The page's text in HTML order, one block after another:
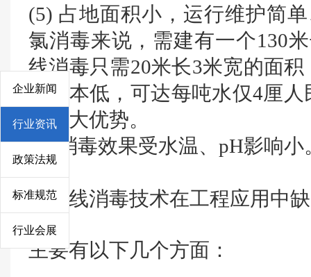
企业新闻
行业资讯
政策法规
标准规范
行业会展
(5) 占地面积小，运行维护简
氯消毒来说，需建有一个130
线消毒只需20米长3米宽的面
行成本低，可达每吨水仅4厘
有很大优势。
(6) 消毒效果受水温、pH影响小
紫外线消毒技术在工程应用中
主要有以下几个方面：